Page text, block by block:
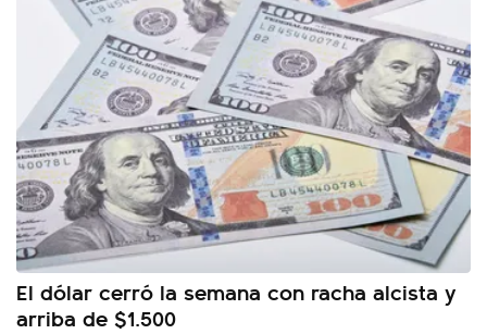
El dólar cerró la semana con racha alcista y
arriba de $1.500